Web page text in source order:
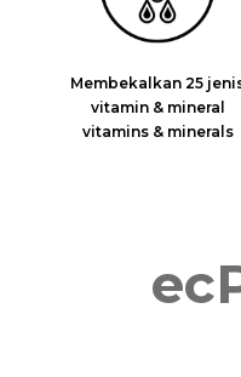
Membekalkan 25
vitamin & mineral
vitamins & minerals